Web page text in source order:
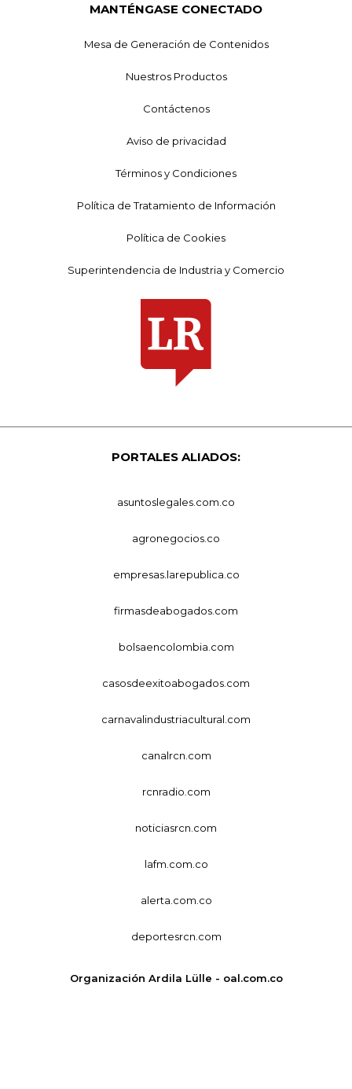
MANTÉNGASE CONECTADO
Mesa de Generación de Contenidos
Nuestros Productos
Contáctenos
Aviso de privacidad
Términos y Condiciones
Política de Tratamiento de Información
Política de Cookies
Superintendencia de Industria y Comercio
PORTALES ALIADOS:
asuntoslegales.com.co
agronegocios.co
empresas.larepublica.co
firmasdeabogados.com
bolsaencolombia.com
casosdeexitoabogados.com
carnavalindustriacultural.com
canalrcn.com
rcnradio.com
noticiasrcn.com
lafm.com.co
alerta.com.co
deportesrcn.com
Organización Ardila Lülle - oal.com.co